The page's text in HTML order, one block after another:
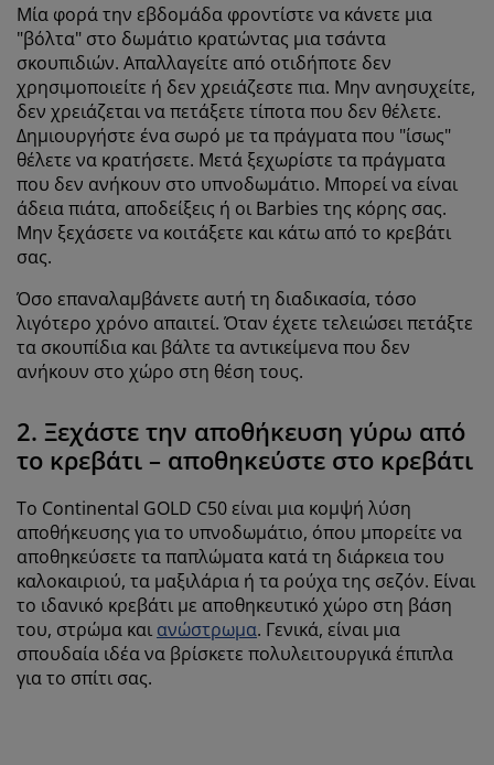
Μία φορά την εβδομάδα φροντίστε να κάνετε μια
"βόλτα" στο δωμάτιο κρατώντας μια τσάντα
σκουπιδιών. Απαλλαγείτε από οτιδήποτε δεν
χρησιμοποιείτε ή δεν χρειάζεστε πια. Μην ανησυχείτε,
δεν χρειάζεται να πετάξετε τίποτα που δεν θέλετε.
Δημιουργήστε ένα σωρό με τα πράγματα που "ίσως"
θέλετε να κρατήσετε. Μετά ξεχωρίστε τα πράγματα
που δεν ανήκουν στο υπνοδωμάτιο. Μπορεί να είναι
άδεια πιάτα, αποδείξεις ή οι Barbies της κόρης σας.
Μην ξεχάσετε να κοιτάξετε και κάτω από το κρεβάτι
σας.
Όσο επαναλαμβάνετε αυτή τη διαδικασία, τόσο
λιγότερο χρόνο απαιτεί. Όταν έχετε τελειώσει πετάξτε
τα σκουπίδια και βάλτε τα αντικείμενα που δεν
ανήκουν στο χώρο στη θέση τους.
2. Ξεχάστε την αποθήκευση γύρω από
το κρεβάτι – αποθηκεύστε στο κρεβάτι
Το Continental GOLD C50 είναι μια κομψή λύση
αποθήκευσης για το υπνοδωμάτιο, όπου μπορείτε να
αποθηκεύσετε τα παπλώματα κατά τη διάρκεια του
καλοκαιριού, τα μαξιλάρια ή τα ρούχα της σεζόν. Είναι
το ιδανικό κρεβάτι με αποθηκευτικό χώρο στη βάση
του, στρώμα και ανώστρωμα. Γενικά, είναι μια
σπουδαία ιδέα να βρίσκετε πολυλειτουργικά έπιπλα
για το σπίτι σας.